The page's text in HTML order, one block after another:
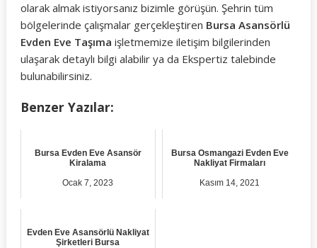
olarak almak istiyorsanız bizimle görüşün. Şehrin tüm
bölgelerinde çalışmalar gerçekleştiren Bursa Asansörlü
Evden Eve Taşıma işletmemize iletişim bilgilerinden
ulaşarak detaylı bilgi alabilir ya da Ekspertiz talebinde
bulunabilirsiniz.
Benzer Yazılar:
Bursa Evden Eve Asansör
Kiralama
Ocak 7, 2023
Bursa Osmangazi Evden Eve
Nakliyat Firmaları
Kasım 14, 2021
Evden Eve Asansörlü Nakliyat
Şirketleri Bursa